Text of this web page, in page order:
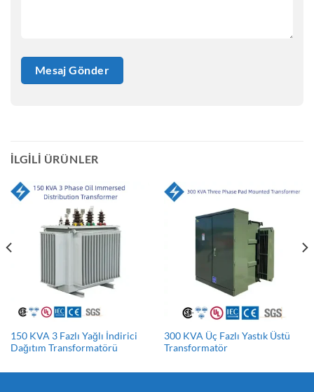
İLGILI ÜRÜNLER
150 KVA 3 Fazlı Yağlı İndirici
Dağıtım Transformatörü
300 KVA Üç Fazlı Yastık Üstü
Transformatör